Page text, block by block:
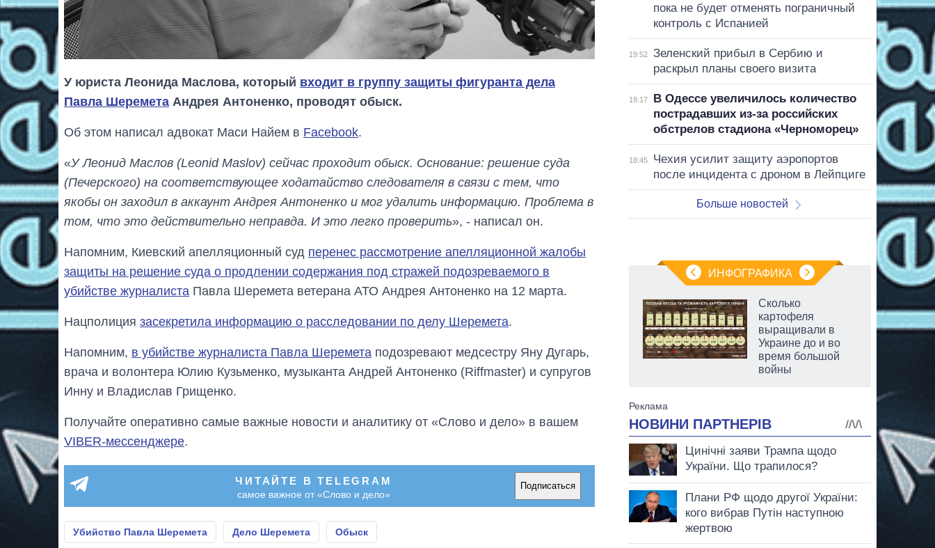
У юриста Леонида Маслова, который входит в группу защиты фигуранта дела
Павла Шеремета Андрея Антоненко, проводят обыск.
Об этом написал адвокат Маси Найем в Facebook.
«У Леонид Маслов (Leonid Maslov) сейчас проходит обыск. Основание: решение суда
(Печерского) на соответствующее ходатайство следователя в связи с тем, что
якобы он заходил в аккаунт Андрея Антоненко и мог удалить информацию. Проблема в
том, что это действительно неправда. И это легко проверить», - написал он.
Напомним, Киевский апелляционный суд перенес рассмотрение апелляционной жалобы
защиты на решение суда о продлении содержания под стражей подозреваемого в
убийстве журналиста Павла Шеремета ветерана АТО Андрея Антоненко на 12 марта.
Нацполиция засекретила информацию о расследовании по делу Шеремета.
Напомним, в убийстве журналиста Павла Шеремета подозревают медсестру Яну Дугарь,
врача и волонтера Юлию Кузьменко, музыканта Андрей Антоненко (Riffmaster) и супругов
Инну и Владислав Грищенко.
Получайте оперативно самые важные новости и аналитику от «Слово и дело» в вашем
VIBER-мессенджере.
ЧИТАЙТЕ В TELEGRAM
самое важное от «Слово и дело»
Подписаться
Убийство Павла Шеремета Дело Шеремета Обыск
пока не будет отменять пограничный
контроль с Испанией
19:52
Зеленский прибыл в Сербию и
раскрыл планы своего визита
19:17
В Одессе увеличилось количество
пострадавших из-за российских
обстрелов стадиона «Черноморец»
18:45
Чехия усилит защиту аэропортов
после инцидента с дроном в Лейпциге
Больше новостей
ИНФОГРАФИКА
войны с россией
Сколько
картофеля
выращивали в
Украине до и во
время большой
войны